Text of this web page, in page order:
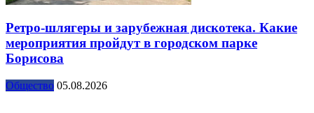
Ретро-шлягеры и зарубежная дискотека. Какие
мероприятия пройдут в городском парке
Борисова
Общество 05.08.2026